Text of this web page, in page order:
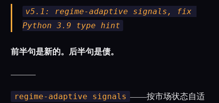
v5.1: regime-adaptive signals, fix
Python 3.9 type hint
前半句是新的。后半句是债。
———
regime-adaptive signals ——按市场状态自适